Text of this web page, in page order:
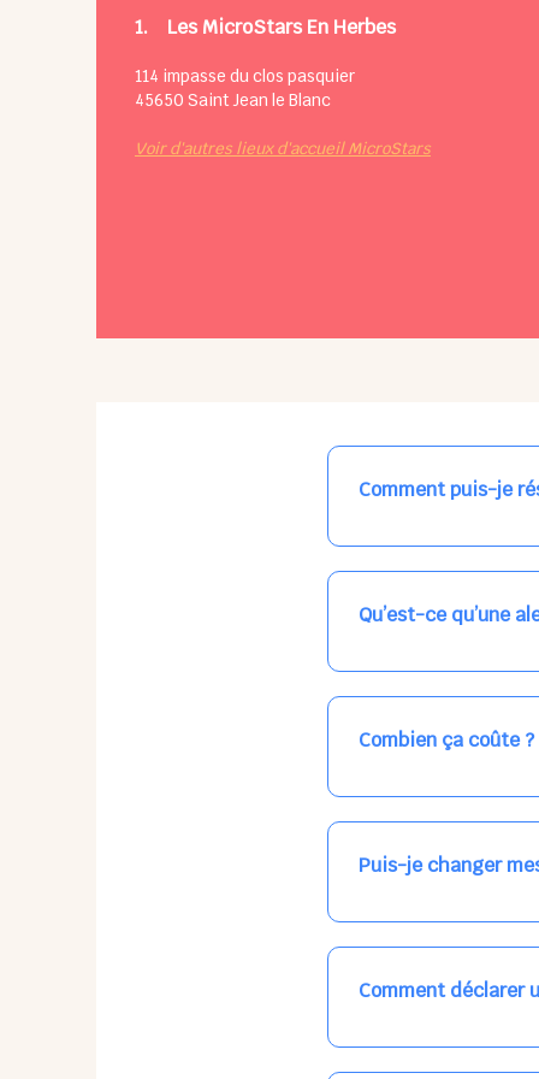
1. Les MicroStars En Herbes
114 impasse du clos pasquier
45650 Saint Jean le Blanc
Voir d'autres lieux d'accueil MicroStars
Comment puis-je
Nos places libres au
qui vous intéresse,
Qu’est-ce qu’une
Vous avez besoin
les places disponibles
Combien ça coûte ?
Votre accueil est
habituel. N'hésitez
Puis-je changer
Dans votre profil
email, par SMS, par
Comment déclarer
Signalez une absence
ou